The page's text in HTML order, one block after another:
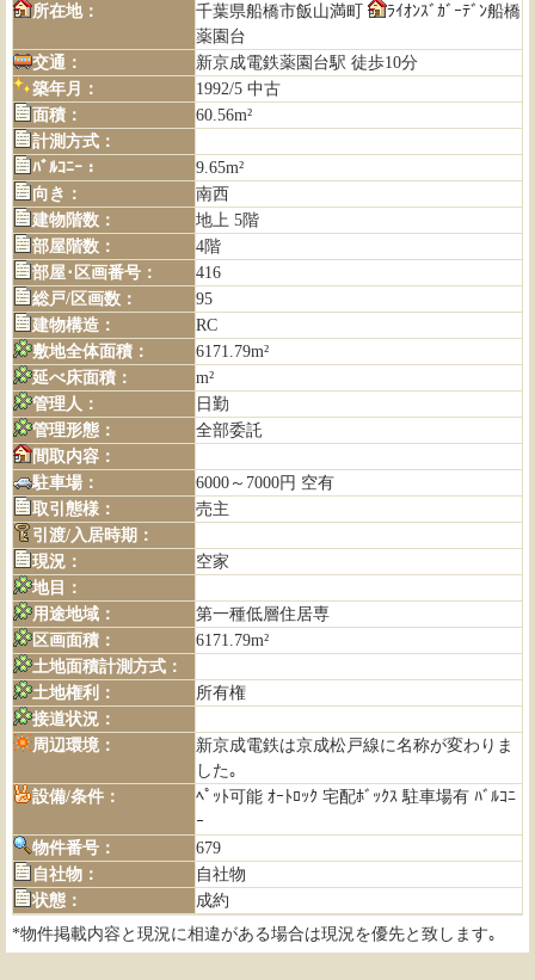
所在地：
千葉県船橋市飯山満町
ﾗｲｵﾝｽﾞｶﾞｰﾃﾞﾝ船橋
薬園台
交通：
新京成電鉄薬園台駅 徒歩10分
築年月：
1992/5 中古
面積：
60.56m²
計測方式：
ﾊﾞﾙｺﾆｰ：
9.65m²
向き：
南西
建物階数：
地上 5階
部屋階数：
4階
部屋･区画番号：
416
総戸/区画数：
95
建物構造：
RC
敷地全体面積：
6171.79m²
延べ床面積：
m²
管理人：
日勤
管理形態：
全部委託
間取内容：
駐車場：
6000～7000円 空有
取引態様：
売主
引渡/入居時期：
現況：
空家
地目：
用途地域：
第一種低層住居専
区画面積：
6171.79m²
土地面積計測方式：
土地権利：
所有権
接道状況：
周辺環境：
新京成電鉄は京成松戸線に名称が変わりま
した｡
設備/条件：
ﾍﾟｯﾄ可能 ｵｰﾄﾛｯｸ 宅配ﾎﾞｯｸｽ 駐車場有 ﾊﾞﾙｺﾆ
ｰ
物件番号：
679
自社物：
自社物
状態：
成約
*物件掲載内容と現況に相違がある場合は現況を優先と致します｡